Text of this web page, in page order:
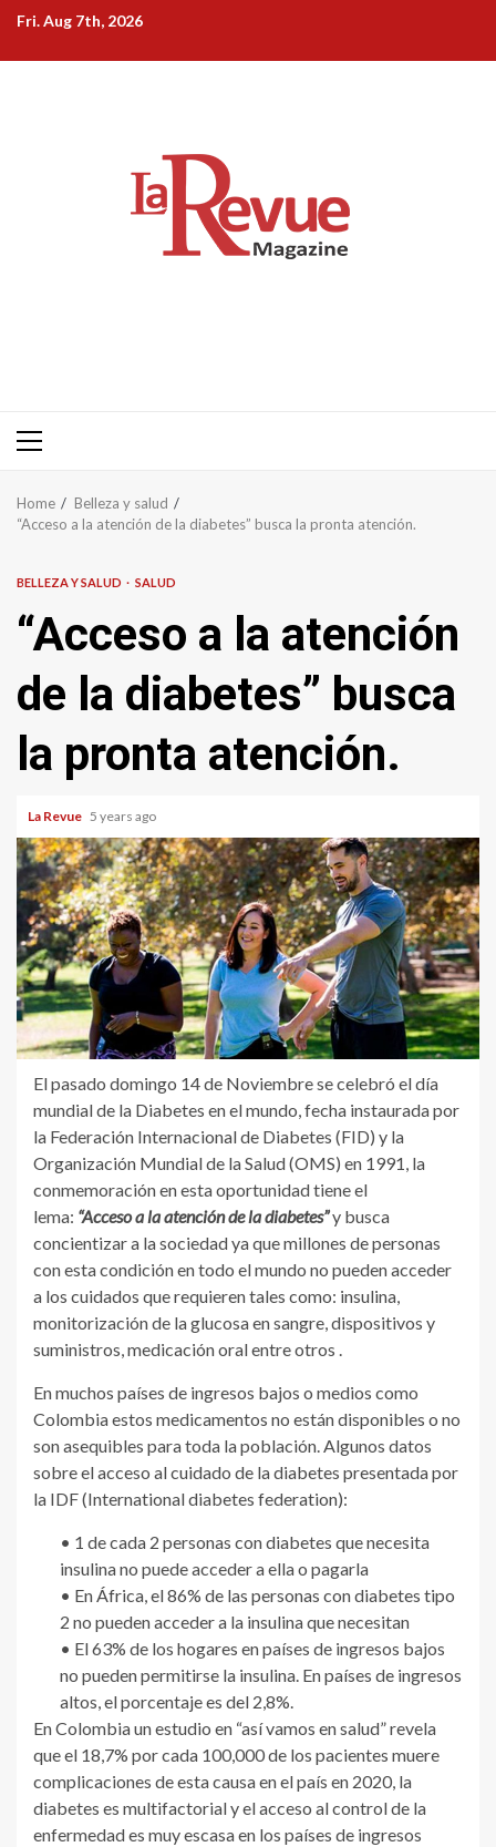
Skip
content
Fri. Aug 7th, 2026
Primary
Home
Belleza y salud
“Acceso a la atención de la diabetes” busca la pronta atención.
BELLEZA Y SALUD SALUD
“Acceso a la atención
de la diabetes” busca
la pronta atención.
La Revue 5 years ago
El pasado domingo 14 de Noviembre se celebró el día
mundial de la Diabetes en el mundo, fecha instaurada por
la Federación Internacional de Diabetes (FID) y la
Organización Mundial de la Salud (OMS) en 1991, la
conmemoración en esta oportunidad tiene el
lema: “Acceso a la atención de la diabetes”y busca
concientizar a la sociedad ya que millones de personas
con esta condición en todo el mundo no pueden acceder
a los cuidados que requieren tales como: insulina,
monitorización de la glucosa en sangre, dispositivos y
suministros, medicación oral entre otros .
En muchos países de ingresos bajos o medios como
Colombia estos medicamentos no están disponibles o no
son asequibles para toda la población. Algunos datos
sobre el acceso al cuidado de la diabetes presentada por
la IDF (International diabetes federation):
• 1 de cada 2 personas con diabetes que necesita
insulina no puede acceder a ella o pagarla
• En África, el 86% de las personas con diabetes tipo
2 no pueden acceder a la insulina que necesitan
• El 63% de los hogares en países de ingresos bajos
no pueden permitirse la insulina. En países de ingresos
altos, el porcentaje es del 2,8%.
En Colombia un estudio en “así vamos en salud” revela
que el 18,7% por cada 100,000 de los pacientes muere
complicaciones de esta causa en el país en 2020, la
diabetes es multifactorial y el acceso al control de la
enfermedad es muy escasa en los países de ingresos